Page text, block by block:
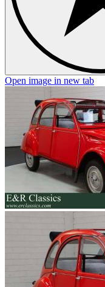
Open image in new tab